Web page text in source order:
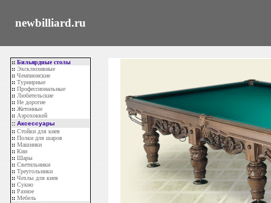
newbilliard.ru
:: Бильярдные столы
:: Эксклюзивные
:: Чемпионские
:: Турнирные
:: Профессиональные
:: Любительские
:: Не дорогие
:: Жетонные
:: Аэрохоккей
:: Аксессуары
:: Стойки для киев
:: Полки для шаров
:: Машинки
:: Кии
:: Шары
:: Светильники
:: Треугольники
:: Чехлы для киев
:: Сукно
:: Разное
:: Мебель